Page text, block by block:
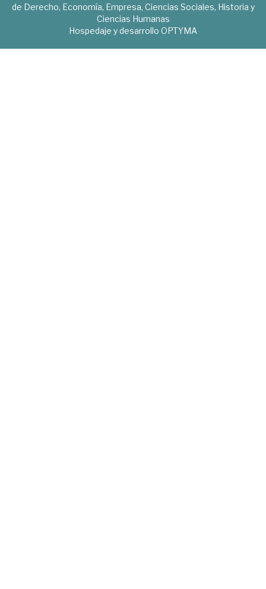
de Derecho, Economía, Empresa, Ciencias Sociales, Historia y
Ciencias Humanas
Hospedaje y desarrollo OPTYMA